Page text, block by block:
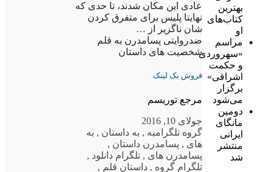
بهترین
کتاب‌های
او
مراسم
«سهروردی
و حکمت
اشراقی»
برگزار
می‌شود
دومین
مانگای
ایرانی
منتشر
شد
عادی این مکان شدند، تا حدی که
نهایتا پلیس برای متفرق کردن
شان ناگزیر از …
ضدروایتی پسامدرن به قلم
شخصیت های داستان
فروش بک لینک
مرجع توریسم
جولای 10, 2016
گروه تلگرامبه , به داستان , به
های , پسامدرن داستان ,
پسامدرن های , تلگرام دانلود ,
تلگرام گروه , داستان قلم ,